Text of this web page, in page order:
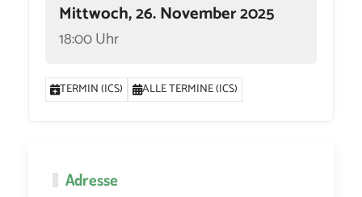
Mittwoch, 26. November 2025
18:00 Uhr
TERMIN (ICS) ALLE TERMINE (ICS)
Adresse